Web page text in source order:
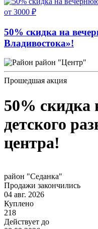
от 3000 ₽
50% скидка на
Владивостока»!
район "Центр"
Прошедшая акция
50% скидка
детского
центра!
район "Седанка"
Продажи закончились
04 авг. 2026
Куплено
218
Действует до